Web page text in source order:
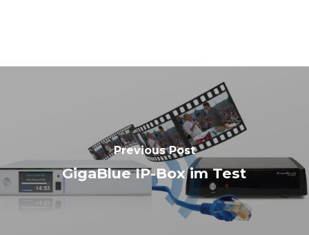
Previous Post
GigaBlue IP-Box im Test